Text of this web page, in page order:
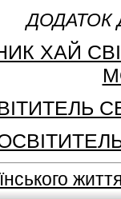
ДОДАТОК
ХАЙ